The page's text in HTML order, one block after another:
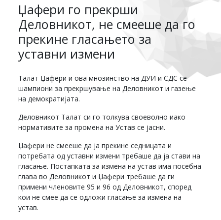
Џафери го прекрши
Деловникот, не смееше да го
прекине гласањето за
уставни измени
Талат Џафери и ова мнозинство на ДУИ и СДС се
шампиони за прекршување на Деловникот и газење
на демократијата.
Деловникот Талат си го толкува своеволно иако
нормативите за промена на Устав се јасни.
Џафери не смееше да ја прекине седницата и
потребата од уставни измени требаше да ја стави на
гласање. Постапката за измена на устав има посебна
глава во Деловникот и Џафери требаше да ги
примени членовите 95 и 96 од Деловникот, според
кои не смее да се одложи гласање за измена на
устав.